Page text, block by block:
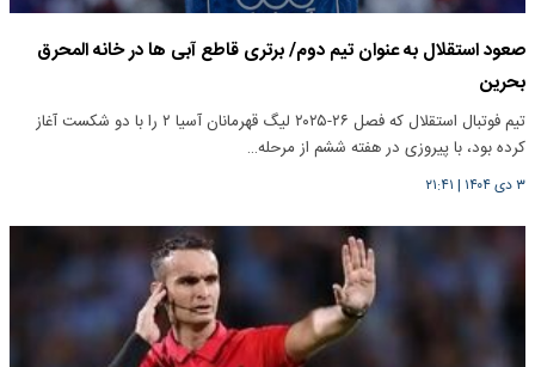
صعود استقلال به عنوان تیم دوم/ برتری قاطع آبی ها در خانه المحرق
بحرین
تیم فوتبال استقلال که فصل ۲۶-۲۰۲۵ لیگ قهرمانان آسیا ۲ را با دو شکست آغاز
کرده بود، با پیروزی در هفته ششم از مرحله…
۳ دی ۱۴۰۴ | ۲۱:۴۱